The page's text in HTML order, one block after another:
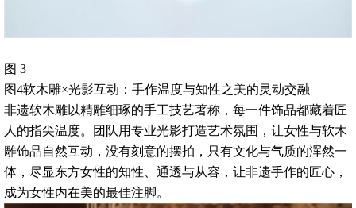
图 3
图4软木雕×光影互动：手作温度与知性之美的灵动交融
非遗软木雕以精雕细琢的手工技艺著称，每一件饰品都藏着匠
人的指尖温度。团队用专业光影打造艺术氛围，让女性与软木
雕饰品自然互动，没有刻意的摆拍，只有文化与气质的浑然一
体，尽显东方女性的知性、通透与从容，让非遗手作的匠心，
成为女性内在美的最佳注脚。